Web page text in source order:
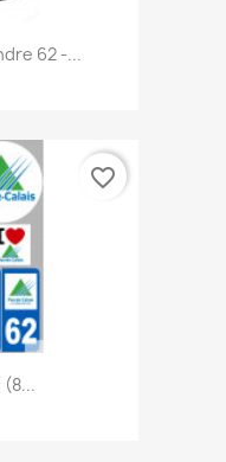
62 -...
favorite_border